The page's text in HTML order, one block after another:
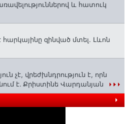
և հատուկ
հարկայինը զինված մտել. Լևոն
չէ, վրեժխնդրություն է, որն
է․ Քրիստինե Վարդանյան